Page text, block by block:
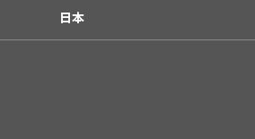
日本